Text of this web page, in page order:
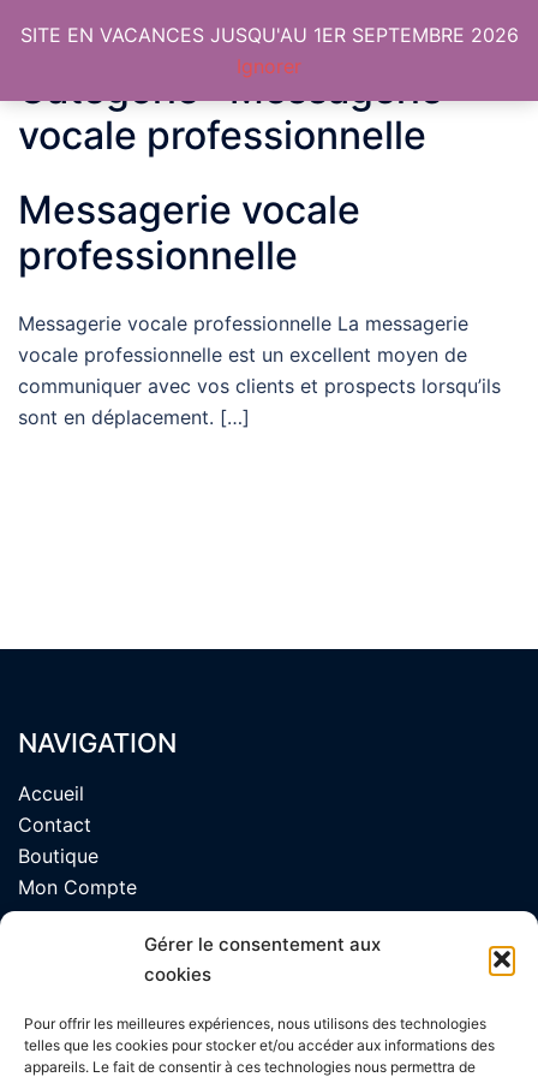
Gérer le consentement aux
cookies
Pour offrir les meilleures expériences, nous utilisons des technologies
telles que les cookies pour stocker et/ou accéder aux informations des
appareils. Le fait de consentir à ces technologies nous permettra de
SITE EN VACANCES JUSQU'AU 1ER SEPTEMBRE 2026
Ignorer
Catégorie :Messagerie
vocale professionnelle
Messagerie vocale
professionnelle
Messagerie vocale professionnelle La messagerie
vocale professionnelle est un excellent moyen de
communiquer avec vos clients et prospects lorsqu’ils
sont en déplacement. […]
NAVIGATION
Accueil
Contact
Boutique
Mon Compte
CGV
Mentions Légales
Politique de confidentialité